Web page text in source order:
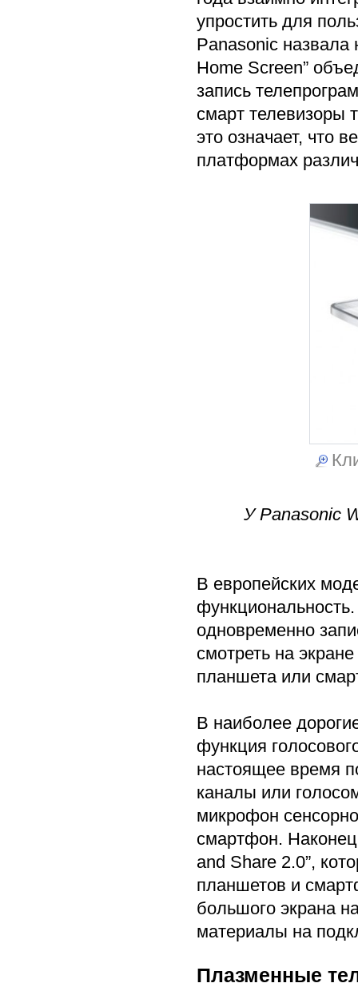
упростить для
Panasonic назвала
Home Screen”
запись
смарт телевизоры
это означает, что
платформах
У Panasonic
В европейских
одновременно
смотреть на
планшета или
В наиболее
функция
настоящее время
каналы или
микрофон
смартфон.
and Share 2.0”,
планшетов и
большого экрана
материалы на
Плазменные